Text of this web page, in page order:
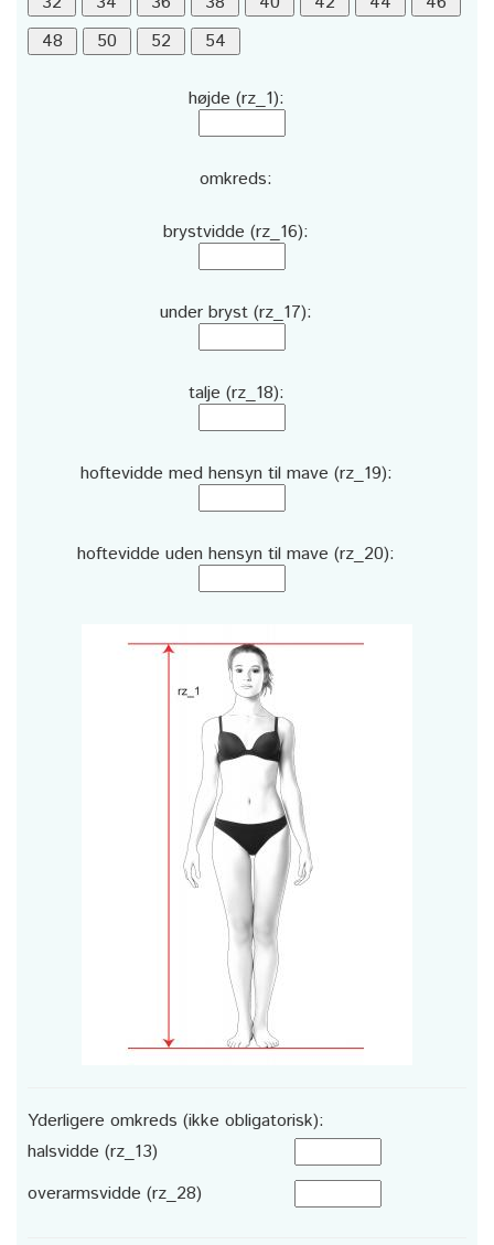
højde (rz_1):
omkreds:
brystvidde (rz_16):
under bryst (rz_17):
talje (rz_18):
hoftevidde med hensyn til mave (rz_19):
hoftevidde uden hensyn til mave (rz_20):
Yderligere omkreds (ikke obligatorisk):
halsvidde (rz_13)
overarmsvidde (rz_28)